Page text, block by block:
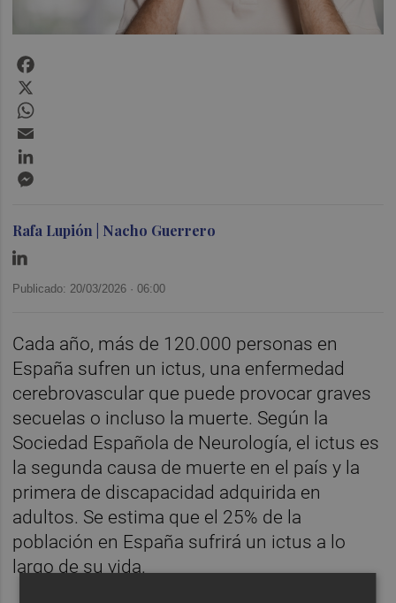
Rafa Lupión | Nacho Guerrero
Publicado: 20/03/2026 ·06:00
Cada año, más de 120.000 personas en
España sufren un ictus, una enfermedad
cerebrovascular que puede provocar graves
secuelas o incluso la muerte. Según la
Sociedad Española de Neurología, el ictus es
la segunda causa de muerte en el país y la
primera de discapacidad adquirida en
adultos. Se estima que el 25% de la
población en España sufrirá un ictus a lo
largo de su vida.